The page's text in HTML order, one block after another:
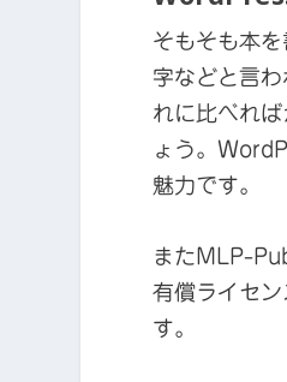
そもそも本
字などと言
れに比べれ
ょう。
魅力です。
またMLP-
有償ライセ
す。